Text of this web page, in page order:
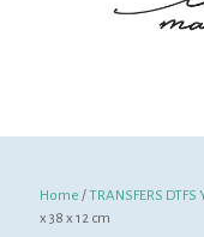
Home /TRANSFERS DTFS
x 38 x 12 cm